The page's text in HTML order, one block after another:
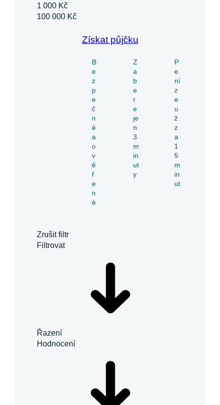
1 000 Kč
100 000 Kč
Získat půjčku
B
e
z
p
e
č
n
é
a
o
v
ě
ř
e
n
é
Z
a
b
e
r
e
je
n
3
m
in
ut
y
P
e
ní
z
e
u
ž
z
a
1
5
m
in
ut
Zrušit filtr
Filtrovat
Řazení
Hodnocení